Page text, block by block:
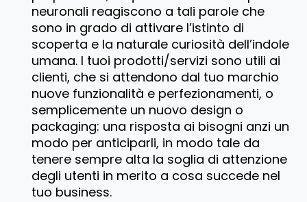
neuronali reagiscono a tali parole che
sono in grado di attivare l’istinto di
scoperta e la naturale curiosità dell’indole
umana. I tuoi prodotti/servizi sono utili ai
clienti, che si attendono dal tuo marchio
nuove funzionalità e perfezionamenti, o
semplicemente un nuovo design o
packaging: una risposta ai bisogni anzi un
modo per anticiparli, in modo tale da
tenere sempre alta la soglia di attenzione
degli utenti in merito a cosa succede nel
tuo business.